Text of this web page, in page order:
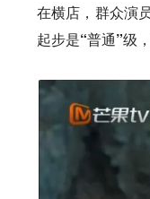
在横店，群众演
起步是“普通”级